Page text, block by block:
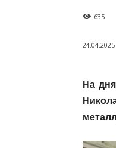
635
24.04.2025
На